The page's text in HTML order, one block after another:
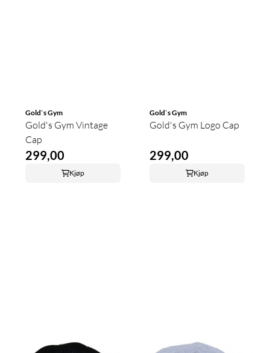
Gold`s Gym
Gold's Gym Vintage
Cap
299,00
Kjøp
Gold`s Gym
Gold's Gym Logo Cap
299,00
Kjøp